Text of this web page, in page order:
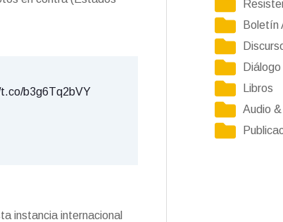
b3g6Tq2bVY
instancia internacional
Boletín
Libros
Audio